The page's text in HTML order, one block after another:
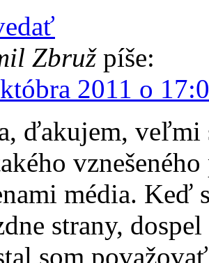
Zbruž píše:
2011 o
ďakujem, veľmi
média. Keď
strany,
som